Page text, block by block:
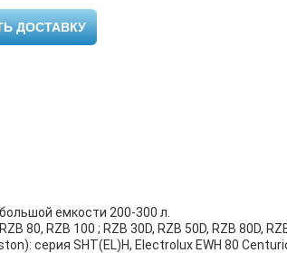
ДОСТАВКУ
емкости 200-300 л.
100 ; RZB 30D, RZB 50D, RZB 80D, RZB
серия SHT(EL)H, Electrolux EWH 80